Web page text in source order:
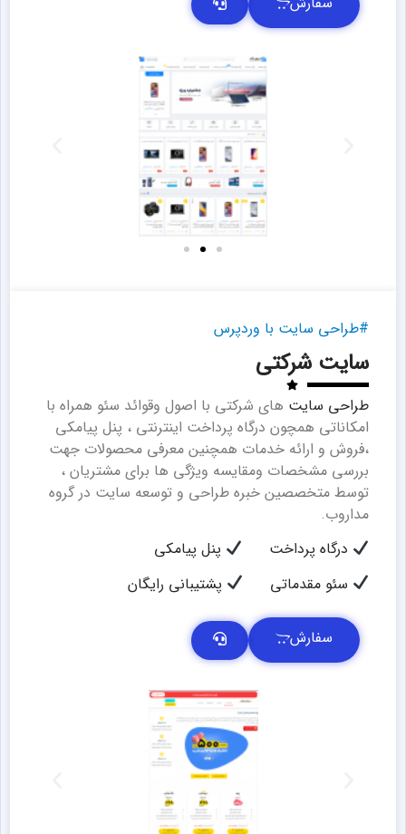
#طراحی سایت با وردپرس
سایت شرکتی
طراحی سایت های شرکتی با اصول وقوائد سئو همراه با
امکاناتی همچون درگاه پرداخت اینترنتی ، پنل پیامکی
،فروش و ارائه خدمات همچنین معرفی محصولات جهت
بررسی مشخصات ومقایسه ویژگی ها برای مشتریان ،
توسط متخصصین خبره طراحی و توسعه سایت در گروه
مداروب.
درگاه پرداخت
پنل پیامکی
سئو مقدماتی
پشتیبانی رایگان
سفارش